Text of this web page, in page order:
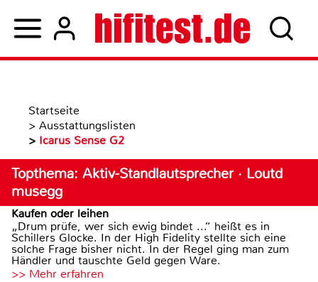
Startseite
> Ausstattungslisten
> Icarus Sense G2
Topthema: Aktiv-Standlautsprecher · Loutd
musegg
Kaufen oder leihen
„Drum prüfe, wer sich ewig bindet ...“ heißt es in
Schillers Glocke. In der High Fidelity stellte sich eine
solche Frage bisher nicht. In der Regel ging man zum
Händler und tauschte Geld gegen Ware.
>> Mehr erfahren